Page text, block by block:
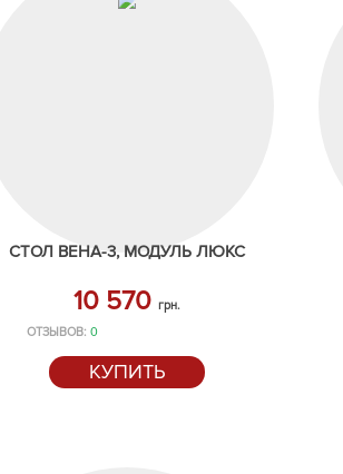
СТОЛ ВЕНА-3, МОДУЛЬ ЛЮКС
10 570 грн.
ОТЗЫВОВ: 0
КУПИТЬ